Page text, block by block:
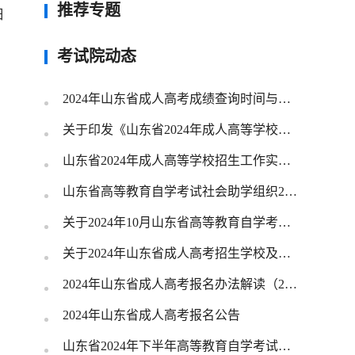
推荐专题
考试院动态
2024年山东省成人高考成绩查询时间与查询入口
关于印发《山东省2024年成人高等学校招生工作实施办法》的通知
山东省2024年成人高等学校招生工作实施办法
山东省高等教育自学考试社会助学组织2024年度招生简章备案公告
关于2024年10月山东省高等教育自学考试开考新课程的通知
关于2024年山东省成人高考招生学校及专业目录的公告
2024年山东省成人高考报名办法解读（25问）
2024年山东省成人高考报名公告
山东省2024年下半年高等教育自学考试跨省转考须知